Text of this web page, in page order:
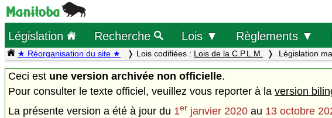
Législation Recherche Lois ▼ Règlements ▼
★ Réorganisation du site ★ Lois codifiées : Lois de la C.P.L.M. Législation
Ceci est une version archivée non officielle.
Pour consulter le texte officiel, veuillez vous reporter à la version
La présente version a été à jour du 1er janvier 2020 au 13 octobre